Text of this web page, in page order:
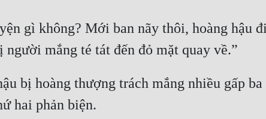
gì không? Mới ban nãy thôi, hoàng hậu
mắng té tát đến đỏ mặt quay về.”
bị hoàng thượng trách mắng nhiều gấp
hai phản biện.